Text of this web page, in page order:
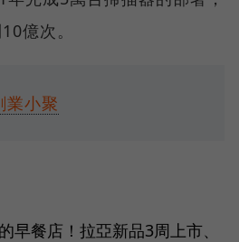
億次。
業小聚
早餐店！拉亞新品3周上市、